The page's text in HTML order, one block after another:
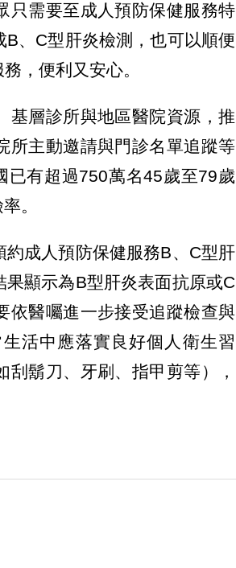
只需要至成人預防保健服務特
、C型肝炎檢測，也可以順便
，便利又安心。
基層診所與地區醫院資源，推
所主動邀請與門診名單追蹤等
已有超過750萬名45歲至79歲
。
成人預防保健服務B、C型肝
顯示為B型肝炎表面抗原或C
依醫囑進一步接受追蹤檢查與
活中應落實良好個人衛生習
鬍刀、牙刷、指甲剪等），